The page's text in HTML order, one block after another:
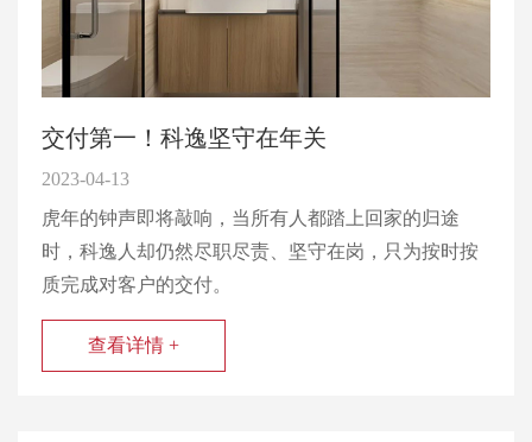
交付第一！科逸坚守在年关
2023-04-13
虎年的钟声即将敲响，当所有人都踏上回家的归途
时，科逸人却仍然尽职尽责、坚守在岗，只为按时按
质完成对客户的交付。
查看详情 +